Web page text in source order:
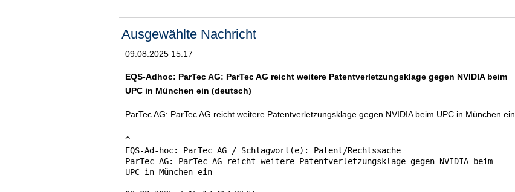
Ausgewählte Nachricht
09.08.2025 15:17
EQS-Adhoc: ParTec AG: ParTec AG reicht weitere Patentverletzungsklage gegen NVIDIA beim
UPC in München ein (deutsch)
ParTec AG: ParTec AG reicht weitere Patentverletzungsklage gegen NVIDIA beim UPC in München ein
^
EQS-Ad-hoc: ParTec AG / Schlagwort(e): Patent/Rechtssache
ParTec AG: ParTec AG reicht weitere Patentverletzungsklage gegen NVIDIA beim
UPC in München ein